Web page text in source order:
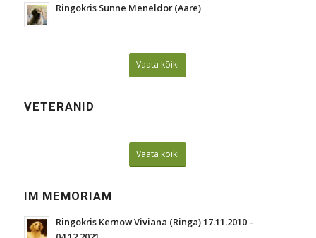
Ringokris Sunne Meneldor (Aare)
Vaata kõiki
VETERANID
Vaata kõiki
IM MEMORIAM
Ringokris Kernow Viviana (Ringa) 17.11.2010 –